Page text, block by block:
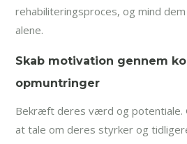
rehabiliteringsproces, og mind
alene.
Skab motivation gennem
opmuntringer
Bekræft deres værd og potentiale.
at tale om deres styrker og